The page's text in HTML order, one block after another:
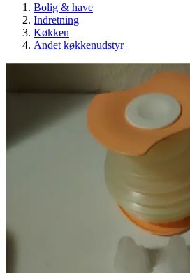
Bolig & have
Indretning
Køkken
Andet køkkenudstyr